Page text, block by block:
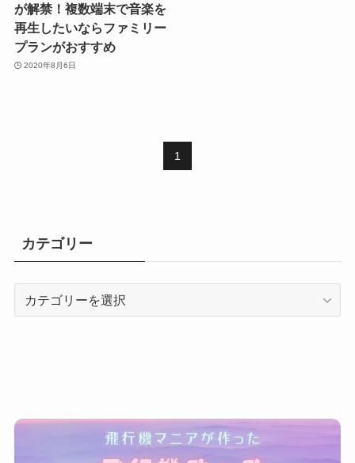
が解禁！複数端末で音楽を
再生したいならファミリー
プランがおすすめ
2020年8月6日
1
カテゴリー